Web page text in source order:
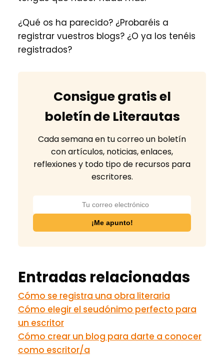
¿Qué os ha parecido? ¿Probaréis a
registrar vuestros blogs? ¿O ya los tenéis
registrados?
Consigue gratis el
boletín de Literautas
Cada semana en tu correo un boletín
con artículos, noticias, enlaces,
reflexiones y todo tipo de recursos para
escritores.
Entradas relacionadas
Cómo se registra una obra literaria
Cómo elegir el seudónimo perfecto para
un escritor
Cómo crear un blog para darte a conocer
como escritor/a